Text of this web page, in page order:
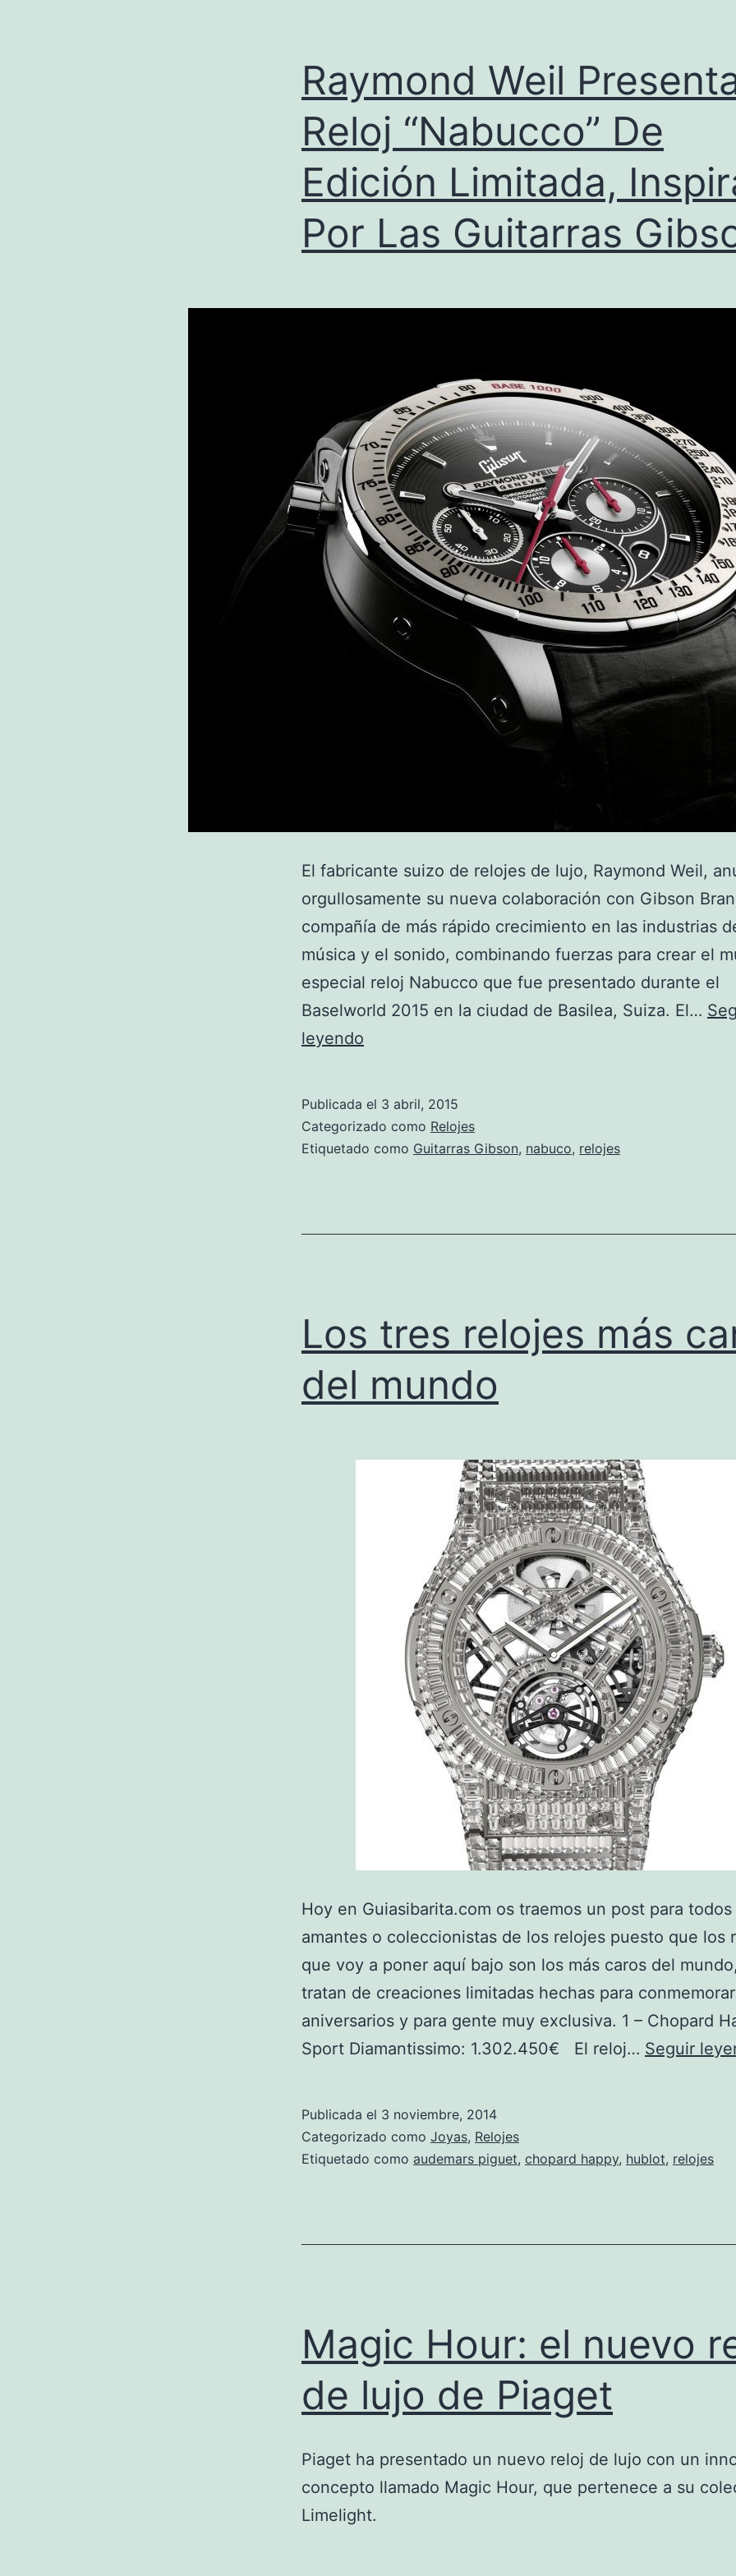
Raymond Weil
Reloj “Nabucco” De
Edición Limitada,
Por Las Guitarras
El fabricante suizo de relojes de lujo, Raymond Weil,
orgullosamente su nueva colaboración con Gibson
compañía de más rápido crecimiento en las industrias
música y el sonido, combinando fuerzas para crear el
especial reloj Nabucco que fue presentado durante el
Baselworld 2015 en la ciudad de Basilea, Suiza. El…
leyendo
Reloj
“Nabucco”
Limitada,
Las
Guitarras
Gibson
Publicada el 3 abril, 2015
Categorizado como Relojes
Etiquetado como Guitarras Gibson, nabuco, relojes
Los tres relojes más
del mundo
Hoy en Guiasibarita.com os traemos un post para
amantes o coleccionistas de los relojes puesto que los
que voy a poner aquí bajo son los más caros del
tratan de creaciones limitadas hechas para conmemorar
aniversarios y para gente muy exclusiva. 1 – Chopard
Sport Diamantissimo: 1.302.450€ El reloj… Seguir
Publicada el 3 noviembre, 2014
Categorizado como Joyas, Relojes
Etiquetado como audemars piguet, chopard happy, hublot, relojes
Magic Hour: el nuevo
de lujo de Piaget
Piaget ha presentado un nuevo reloj de lujo con un
concepto llamado Magic Hour, que pertenece a su
Limelight.